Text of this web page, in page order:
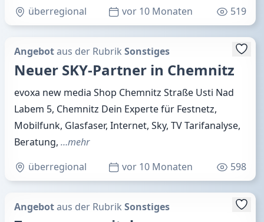
überregional
vor 10 Monaten 519
Angebotaus der Rubrik Sonstiges
Neuer SKY-Partner in Chemnitz
evoxa new media Shop Chemnitz Straße Usti Nad
Labem 5, Chemnitz Dein Experte für Festnetz,
Mobilfunk, Glasfaser, Internet, Sky, TV Tarifanalyse,
Beratung, …mehr
überregional
vor 10 Monaten 598
Angebotaus der Rubrik Sonstiges